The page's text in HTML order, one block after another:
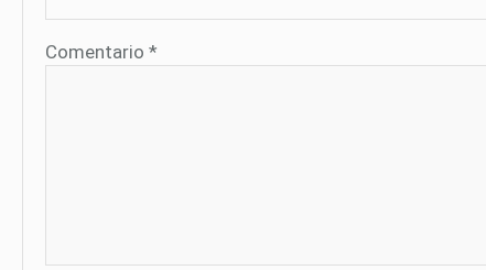
Comentario *